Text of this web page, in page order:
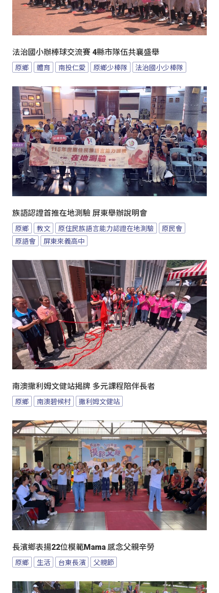
法治國小辦棒球交流賽 4縣市隊伍共襄盛舉
原鄉 體育 南投仁愛 原鄉少棒隊 法治國小少棒隊
族語認證首推在地測驗 屏東舉辦說明會
原鄉 教文 原住民族語言能力認證在地測驗
原民會
原語會
屏東來義高中
南澳撒利姆文健站揭牌 多元課程陪伴長者
原鄉 南澳碧候村 撒利姆文健站
長濱鄉表揚22位模範Mama 感念父親辛勞
原鄉 生活 台東長濱 父親節